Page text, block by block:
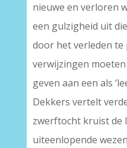
nieuwe en verloren
een gulzigheid uit
door het verleden te
verwijzingen
geven aan een als
Dekkers vertelt
zwerftocht kruist de
uiteenlopende